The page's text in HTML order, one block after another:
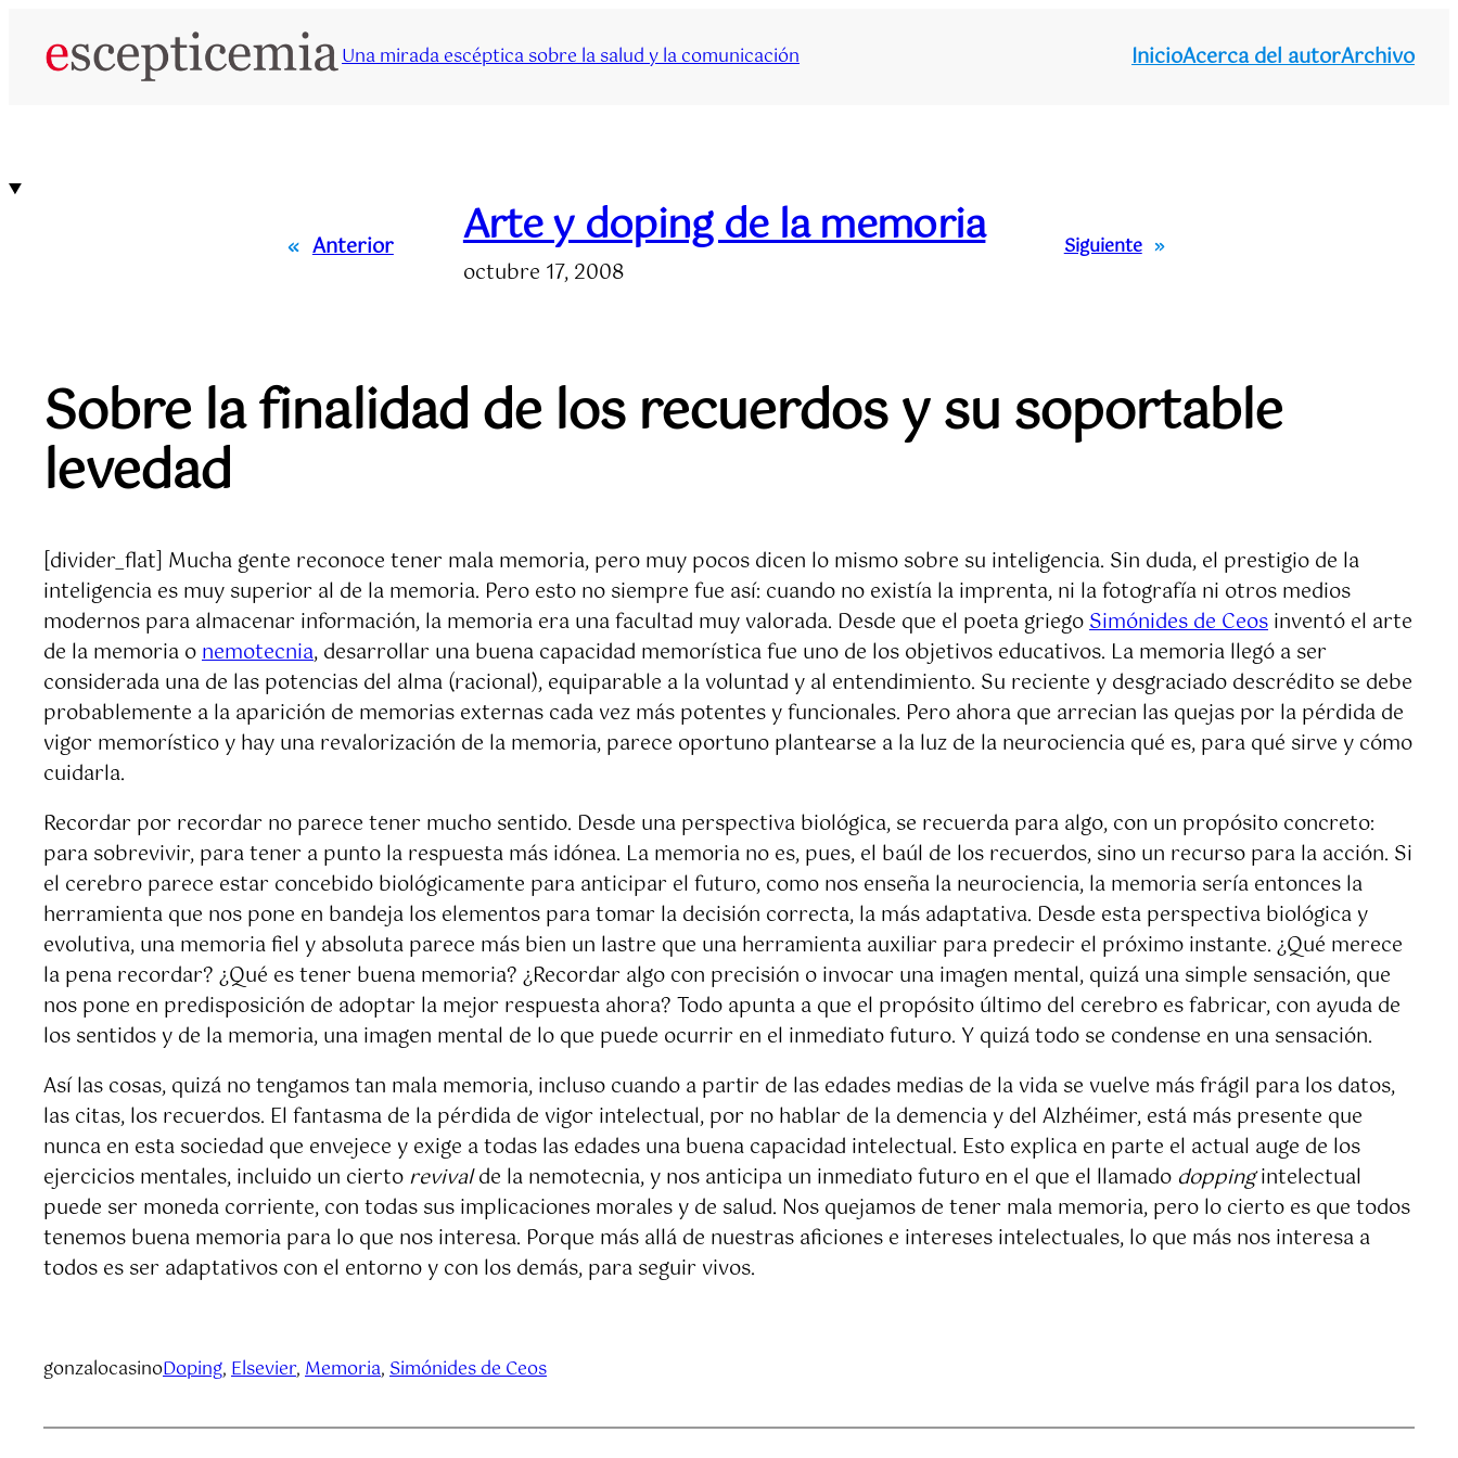
Una mirada escéptica sobre la salud y la comunicación InicioAcerca del autorArchivo
« Anterior Arte y doping de la memoria
octubre 17, 2008
Siguiente »
Sobre la finalidad de los recuerdos y su soportable
levedad
[divider_flat] Mucha gente reconoce tener mala memoria, pero muy pocos dicen lo mismo sobre su inteligencia. Sin duda, el prestigio de la
inteligencia es muy superior al de la memoria. Pero esto no siempre fue así: cuando no existía la imprenta, ni la fotografía ni otros medios
modernos para almacenar información, la memoria era una facultad muy valorada. Desde que el poeta griegoSimónides de Ceos inventó el arte
de la memoria onemotecnia, desarrollar una buena capacidad memorística fue uno de los objetivos educativos. La memoria llegó a ser
considerada una de las potencias del alma (racional), equiparable a la voluntad y al entendimiento. Su reciente y desgraciado descrédito se debe
probablemente a la aparición de memorias externas cada vez más potentes y funcionales. Pero ahora que arrecian las quejas por la pérdida de
vigor memorístico y hay una revalorización de la memoria, parece oportuno plantearse a la luz de la neurociencia qué es, para qué sirve y cómo
cuidarla.
Recordar por recordar no parece tener mucho sentido. Desde una perspectiva biológica, se recuerda para algo, con un propósito concreto:
para sobrevivir, para tener a punto la respuesta más idónea. La memoria no es, pues, el baúl de los recuerdos, sino un recurso para la acción. Si
el cerebro parece estar concebido biológicamente para anticipar el futuro, como nos enseña la neurociencia, la memoria sería entonces la
herramienta que nos pone en bandeja los elementos para tomar la decisión correcta, la más adaptativa. Desde esta perspectiva biológica y
evolutiva, una memoria fiel y absoluta parece más bien un lastre que una herramienta auxiliar para predecir el próximo instante. ¿Qué merece
la pena recordar? ¿Qué es tener buena memoria? ¿Recordar algo con precisión o invocar una imagen mental, quizá una simple sensación, que
nos pone en predisposición de adoptar la mejor respuesta ahora? Todo apunta a que el propósito último del cerebro es fabricar, con ayuda de
los sentidos y de la memoria, una imagen mental de lo que puede ocurrir en el inmediato futuro. Y quizá todo se condense en una sensación.
Así las cosas, quizá no tengamos tan mala memoria, incluso cuando a partir de las edades medias de la vida se vuelve más frágil para los datos,
las citas, los recuerdos. El fantasma de la pérdida de vigor intelectual, por no hablar de la demencia y del Alzhéimer, está más presente que
nunca en esta sociedad que envejece y exige a todas las edades una buena capacidad intelectual. Esto explica en parte el actual auge de los
ejercicios mentales, incluido un cierto revivalde la nemotecnia, y nos anticipa un inmediato futuro en el que el llamado doppingintelectual
puede ser moneda corriente, con todas sus implicaciones morales y de salud. Nos quejamos de tener mala memoria, pero lo cierto es que todos
tenemos buena memoria para lo que nos interesa. Porque más allá de nuestras aficiones e intereses intelectuales, lo que más nos interesa a
todos es ser adaptativos con el entorno y con los demás, para seguir vivos.
gonzalocasinoDoping, Elsevier, Memoria, Simónides de Ceos